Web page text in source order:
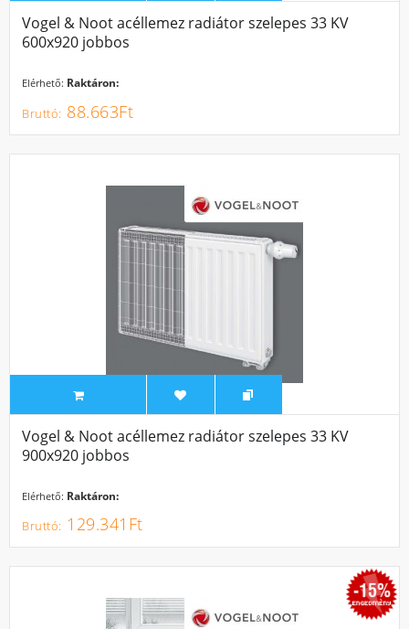
Vogel & Noot acéllemez radiátor szelepes 33 KV
600x920 jobbos
Elérhető: Raktáron:
88.663Ft
Vogel & Noot acéllemez radiátor szelepes 33 KV
900x920 jobbos
Elérhető: Raktáron:
129.341Ft